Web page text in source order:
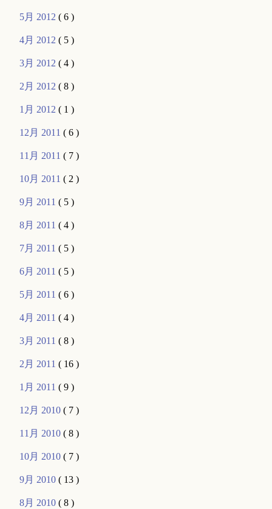
5月 2012( 6 )
4月 2012( 5 )
3月 2012( 4 )
2月 2012( 8 )
1月 2012( 1 )
12月 2011( 6 )
11月 2011( 7 )
10月 2011( 2 )
9月 2011( 5 )
8月 2011( 4 )
7月 2011( 5 )
6月 2011( 5 )
5月 2011( 6 )
4月 2011( 4 )
3月 2011( 8 )
2月 2011( 16 )
1月 2011( 9 )
12月 2010( 7 )
11月 2010( 8 )
10月 2010( 7 )
9月 2010( 13 )
8月 2010( 8 )